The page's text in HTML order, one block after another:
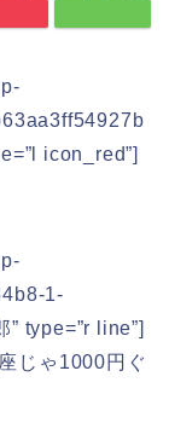
icon_red”]
1-
type=”r line”]
じゃ1000円ぐ